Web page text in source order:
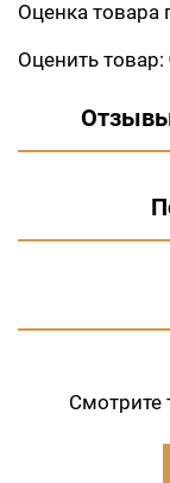
Оценка товара
Оценить товар:
Отзывы
Смотрите